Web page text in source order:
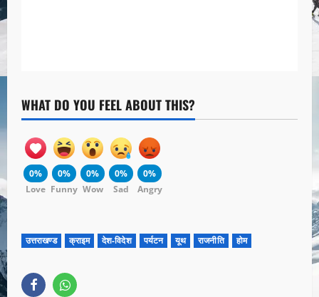
WHAT DO YOU FEEL ABOUT THIS?
0%
Love
0%
Funny
0%
Wow
0%
Sad
0%
Angry
उत्तराखण्ड क्राइम देश-विदेश पर्यटन यूथ राजनीति होम